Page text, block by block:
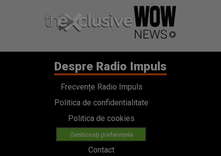
Despre Radio Impuls
Frecvențe Radio Impuls
Politica de confidentialitate
Politica de cookies
Gestionați preferințele
Contact